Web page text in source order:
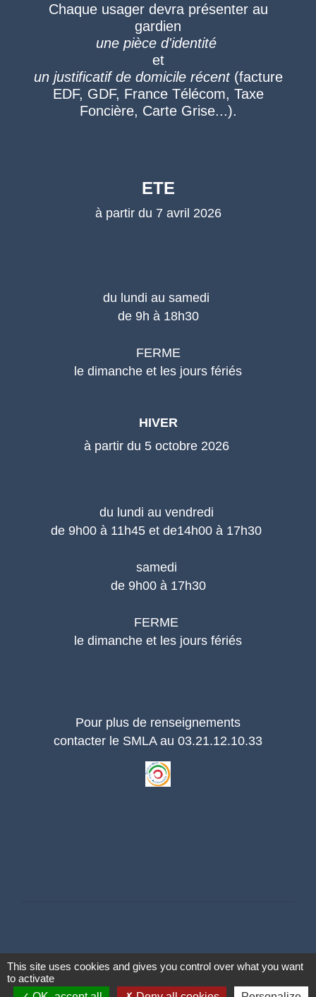
Chaque usager devra présenter au
gardien
une pièce d'identité
et
un justificatif de domicile récent(facture
EDF, GDF, France Télécom, Taxe
Foncière, Carte Grise...).
ETE
à partir du 7 avril 2026
du lundi au samedi
de 9h à 18h30
FERME
le dimanche et les jours fériés
HIVER
à partir du 5 octobre 2026
du lundi au vendredi
de 9h00 à 11h45 et de14h00 à 17h30
samedi
de 9h00 à 17h30
FERME
le dimanche et les jours fériés
Pour plus de renseignements
contacter le SMLA au 03.21.12.10.33
Contacts
This site uses cookies and gives you control over what you want
to activate